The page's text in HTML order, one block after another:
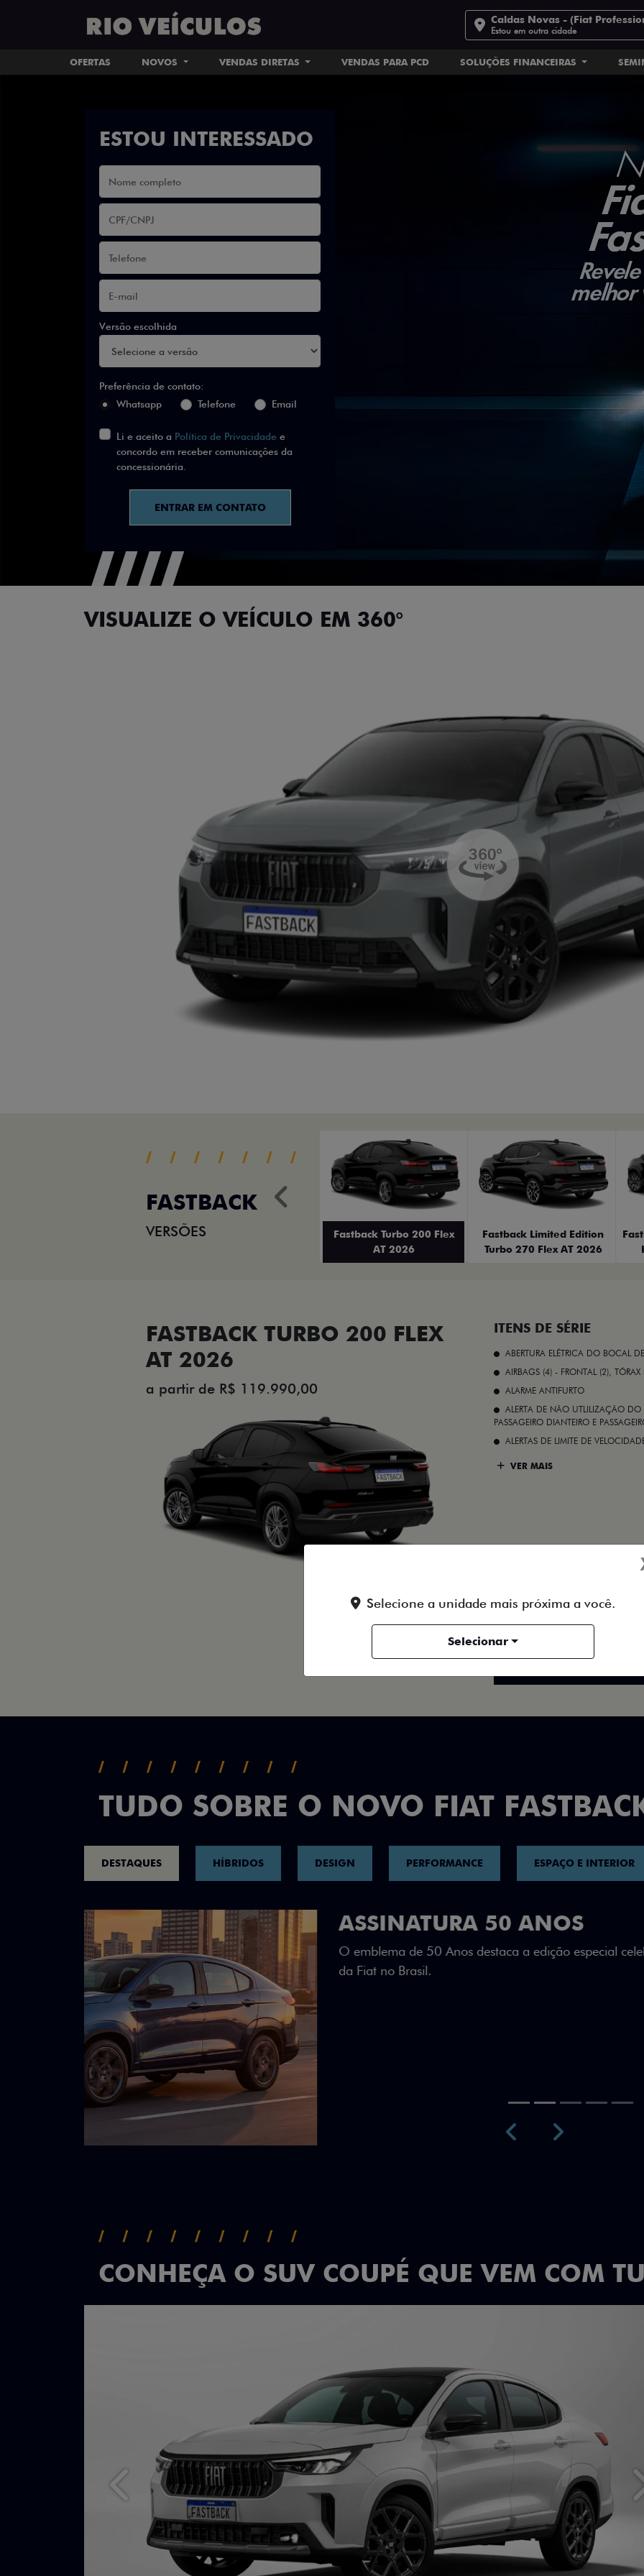
Caldas Novas - (Fiat
Estou em outra cidade
OFERTAS NOVOS VENDAS DIRETAS VENDAS PARA PCD SOLUÇÕES FINANCEIRAS
ESTOU INTERESSADO
Versão escolhida
Preferência de contato:
Whatsapp
Telefone Email
Li e aceito a Política de Privacidade e
concordo em receber comunicações da
concessionária.
ENTRAR EM CONTATO
VISUALIZE O VEÍCULO EM 360°
FASTBACK
VERSÕES
Fastback Turbo 200 Flex
AT 2026
Fastback Limited Edition
Turbo 270 Flex AT 2026
Anterior
FASTBACK TURBO 200 FLEX
AT 2026
a partir de R$ 119.990,00
ITENS DE SÉRIE
ABERTURA ELÉTRICA DO BOCAL
AIRBAGS (4) - FRONTAL (2),
ALARME ANTIFURTO
ALERTA DE NÃO UTLILIZAÇÃO
PASSAGEIRO DIANTEIRO E
ALERTAS DE LIMITE DE
VER MAIS
FICHA TÉCNICA
TUDO SOBRE O NOVO FIAT
DESTAQUES HÍBRIDOS DESIGN PERFORMANCE ESPAÇO E INTERIOR
DESIGN QUE
Teto bicolor, adesivos
PreviousNext
CONHEÇA O SUV COUPÉ QUE VEM COM
Anterior
Selecione a unidade mais próxima a você.
Selecionar